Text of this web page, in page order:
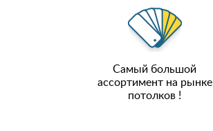
Самый большой
ассортимент на рынке
потолков !